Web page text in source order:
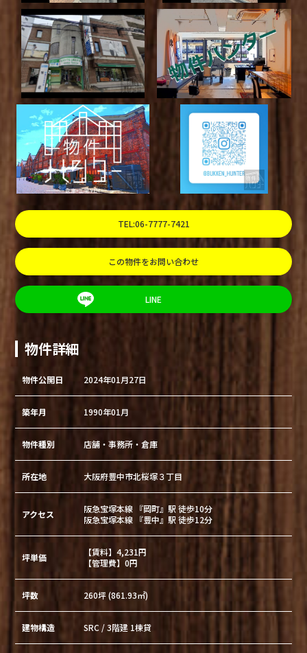
TEL:06-7777-7421
この物件をお問い合わせ
LINE
物件詳細
物件公開日 2024年01月27日
築年月 1990年01月
物件種別 店舗・事務所・倉庫
所在地 大阪府豊中市北桜塚３丁目
アクセス
阪急宝塚本線 『岡町』駅 徒歩10分
阪急宝塚本線 『豊中』駅 徒歩12分
坪単価
【賃料】4,231円
【管理費】0円
坪数 260坪 (861.93㎡)
建物構造 SRC / 3階建 1棟貸